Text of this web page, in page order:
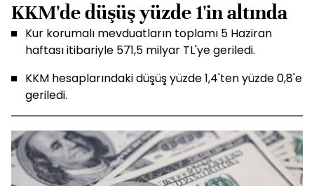
KKM'de düşüş yüzde 1'in altında
Kur korumalı mevduatların toplamı 5 Haziran
haftası itibariyle 571,5 milyar TL'ye geriledi.
KKM hesaplarındaki düşüş yüzde 1,4'ten yüzde 0,8'e
geriledi.